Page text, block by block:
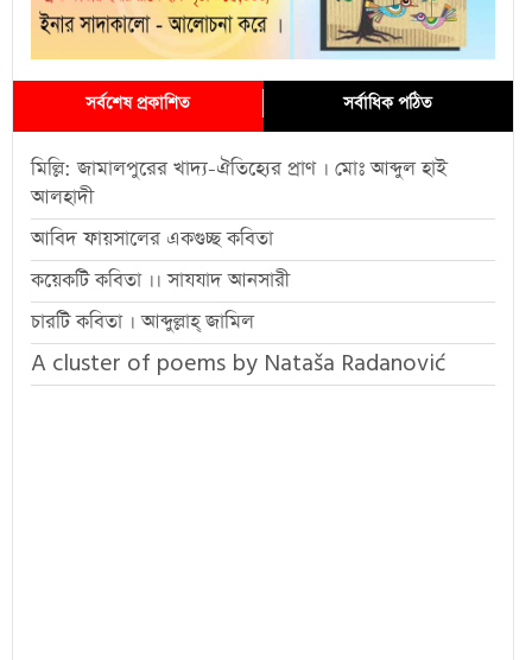
সর্বশেষ প্রকাশিত সর্বাধিক পঠিত
মিল্লি: জামালপুরের খাদ্য-ঐতিহ্যের প্রাণ । মোঃ আব্দুল হাই
আলহাদী
আবিদ ফায়সালের একগুচ্ছ কবিতা
কয়েকটি কবিতা ।। সাযযাদ আনসারী
চারটি কবিতা । আব্দুল্লাহ্ জামিল
A cluster of poems by Nataša Radanović